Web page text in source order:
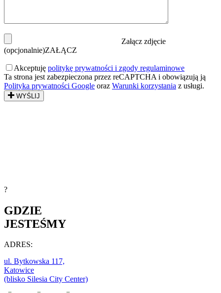
Załącz zdjęcie
(opcjonalnie)ZAŁĄCZ
Akceptuję politykę prywatności i zgody regulaminowe
Ta strona jest zabezpieczona przez reCAPTCHA i obowiązują ją
Polityka prywatności Google oraz Warunki korzystania z usługi.
WYŚLIJ
?
GDZIE
JESTEŚMY
ADRES:
ul. Bytkowska 117,
Katowice
(blisko Silesia City Center)